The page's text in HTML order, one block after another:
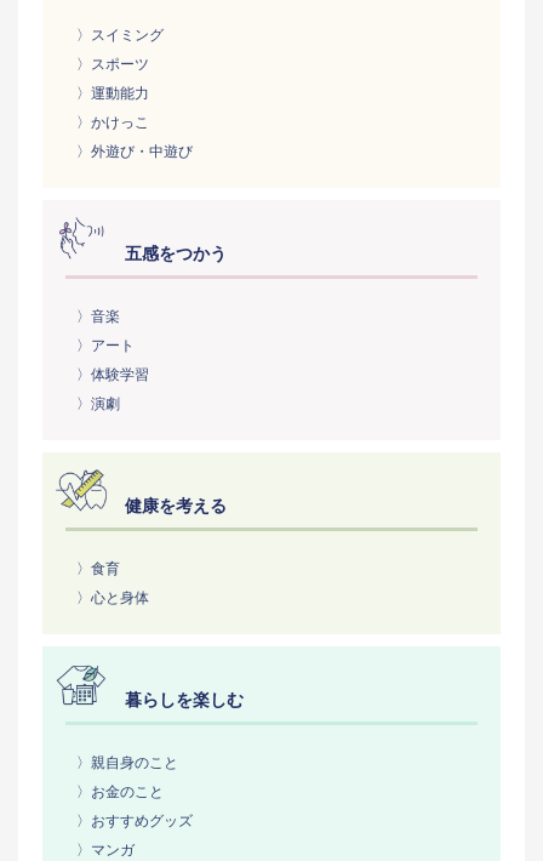
〉スイミング
〉スポーツ
〉運動能力
〉かけっこ
〉外遊び・中遊び
五感をつかう
〉音楽
〉アート
〉体験学習
〉演劇
健康を考える
〉食育
〉心と身体
暮らしを楽しむ
〉親自身のこと
〉お金のこと
〉おすすめグッズ
〉マンガ